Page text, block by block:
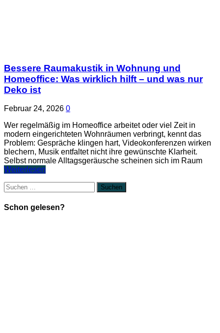
Bessere Raumakustik in Wohnung und
Homeoffice: Was wirklich hilft – und was nur
Deko ist
Februar 24, 2026 0
Wer regelmäßig im Homeoffice arbeitet oder viel Zeit in
modern eingerichteten Wohnräumen verbringt, kennt das
Problem: Gespräche klingen hart, Videokonferenzen wirken
blechern, Musik entfaltet nicht ihre gewünschte Klarheit.
Selbst normale Alltagsgeräusche scheinen sich im Raum
Weiterlesen
Suchen
nach:
Schon gelesen?